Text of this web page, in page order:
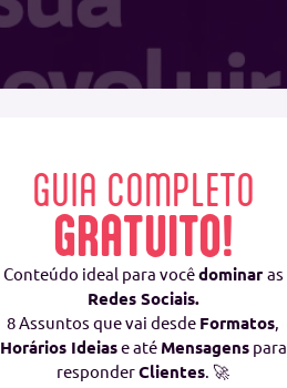
GUIA COMPLETO
GRATUITO!
Conteúdo ideal para vocêdominar as
Redes Sociais.
8 Assuntos que vai desde Formatos,
Horários Ideiase até Mensagenspara
responderClientes. 🚀